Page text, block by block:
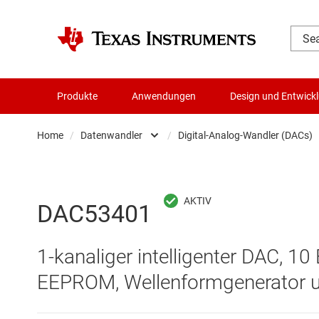
Produkte Anwendungen Design und
Home / Datenwandler
Batteriemanagement-ICs
Die- & Wafer-Services
DLP-Produkte
/ Digital-Analog-Wandler (DACs)
Digitale
Integrierte &
DAC53401
1-kanaliger intelligenter DAC,
EEPROM, Wellenformgenerator